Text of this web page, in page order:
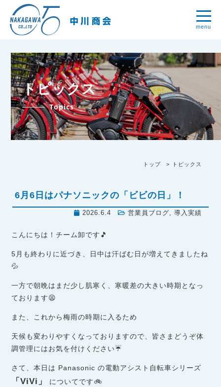
menu
トピックス
Topics
トップ トピックス
6月6日はパナソニックの「ビビの日」！
2026.6.4 営業員ブログ,導入実績
こんにちは！チーム卸です🎵
5月も終わりに近づき、日中は汗ばむ日が増えてきましたね
💦
一方で朝晩はまだ少し肌寒く、寒暖差の大きい時期となっ
ております😫
また、これから梅雨の時期に入るため
天候も変わりやすくなっておりますので、皆さまどうぞ体
調管理にはお気を付けください☔
さて、本日は Panasonic の電動アシスト自転車シリーズ
「ViVi」 についてです🚲